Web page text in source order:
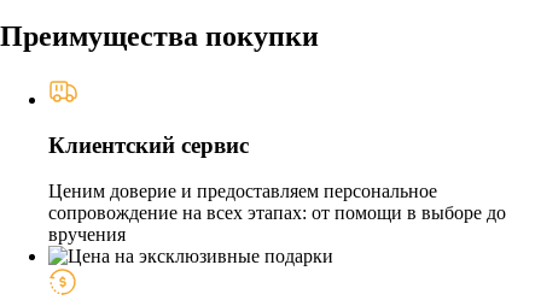
Преимущества покупки
Клиентский сервис
Ценим доверие и предоставляем персональное
сопровождение на всех этапах: от помощи в выборе до
вручения